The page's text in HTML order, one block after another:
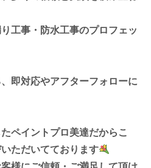
工事・防水工事のプロフェッ
即対応やアフターフォローに
ペイントプロ美達だからこ
ただいてております